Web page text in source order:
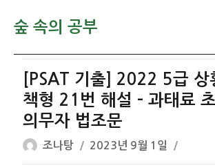
숲 속의 공부
[PSAT 기출] 2022 5급 상
책형 21번 해설 – 과태료
의무자 법조문
글
쓴
조나탕
작
성
2023년 9월 1일